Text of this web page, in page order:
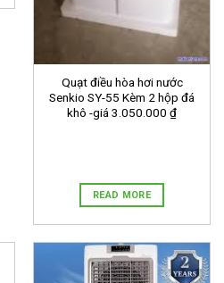
Quạt điều hòa hơi nước
Senkio SY-55 Kèm 2 hộp đá
khô -giá 3.050.000 ₫
READ MORE